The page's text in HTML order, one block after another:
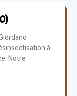
à
Notre